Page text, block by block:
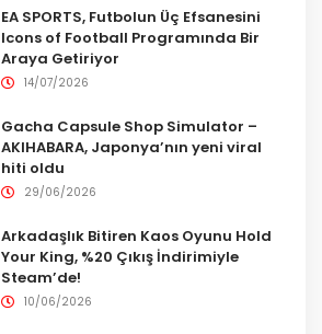
EA SPORTS, Futbolun Üç Efsanesini
Icons of Football Programında Bir
Araya Getiriyor
14/07/2026
Gacha Capsule Shop Simulator –
AKIHABARA, Japonya’nın yeni viral
hiti oldu
29/06/2026
Arkadaşlık Bitiren Kaos Oyunu Hold
Your King, %20 Çıkış İndirimiyle
Steam’de!
10/06/2026